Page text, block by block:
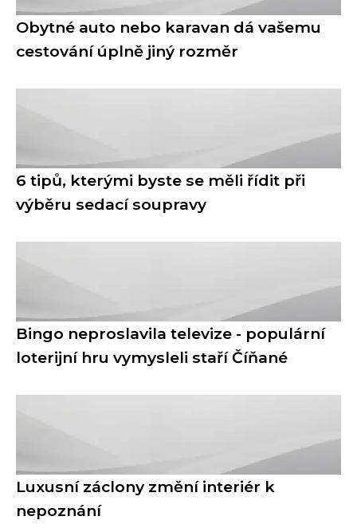
Obytné auto nebo karavan dá vašemu
cestování úplně jiný rozměr
6 tipů, kterými byste se měli řídit při
výběru sedací soupravy
Bingo neproslavila televize - populární
loterijní hru vymysleli staří Číňané
Luxusní záclony změní interiér k
nepoznání